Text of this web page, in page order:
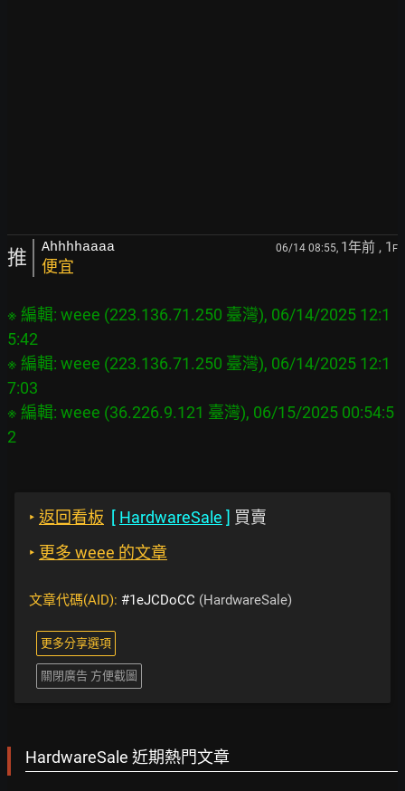
推 Ahhhhaaaa 06/14 08:55, 1年前 , 1 F
便宜
※ 編輯: weee (223.136.71.250 臺灣), 06/14/2025 12:1
5:42
※ 編輯: weee (223.136.71.250 臺灣), 06/14/2025 12:1
7:03
※ 編輯: weee (36.226.9.121 臺灣), 06/15/2025 00:54:5
‣ 返回看板 [ HardwareSale ] 買賣
‣ 更多 weee 的文章
文章代碼(AID): #1eJCDoCC (HardwareSale)
更多分享選項
關閉廣告 方便截圖
HardwareSale 近期熱門文章